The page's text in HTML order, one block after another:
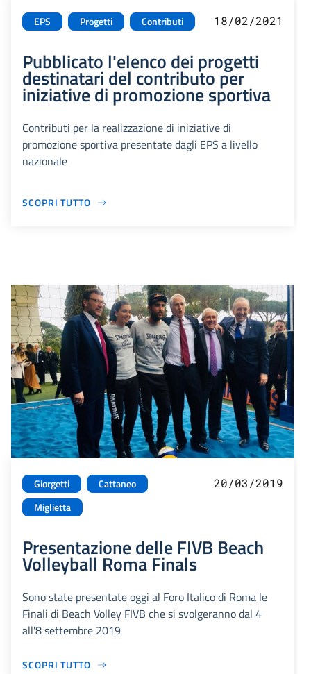
EPS Progetti Contributi 18/02/2021
Pubblicato l'elenco dei progetti
destinatari del contributo per
iniziative di promozione sportiva
Contributi per la realizzazione di iniziative di
promozione sportiva presentate dagli EPS a livello
nazionale
SCOPRI TUTTO
Giorgetti
Cattaneo
Miglietta
20/03/2019
Presentazione delle FIVB Beach
Volleyball Roma Finals
Sono state presentate oggi al Foro Italico di Roma le
Finali di Beach Volley FIVB che si svolgeranno dal 4
all'8 settembre 2019
SCOPRI TUTTO